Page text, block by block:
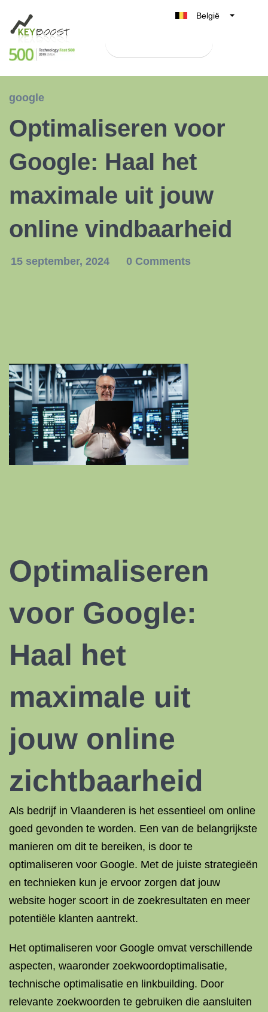
België
Nederland
España
google
Optimaliseren voor
Google: Haal het
maximale uit jouw
online vindbaarheid
15 september, 2024 0 Comments
Optimaliseren
voor Google:
Haal het
maximale uit
jouw online
zichtbaarheid
Als bedrijf in Vlaanderen is het essentieel om online
goed gevonden te worden. Een van de belangrijkste
manieren om dit te bereiken, is door te
optimaliseren voor Google. Met de juiste strategieën
en technieken kun je ervoor zorgen dat jouw
website hoger scoort in de zoekresultaten en meer
potentiële klanten aantrekt.
Het optimaliseren voor Google omvat verschillende
aspecten, waaronder zoekwoordoptimalisatie,
technische optimalisatie en linkbuilding. Door
relevante zoekwoorden te gebruiken die aansluiten